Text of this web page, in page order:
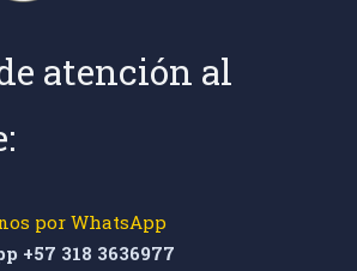
atención al
por WhatsApp
+57 318 3636977